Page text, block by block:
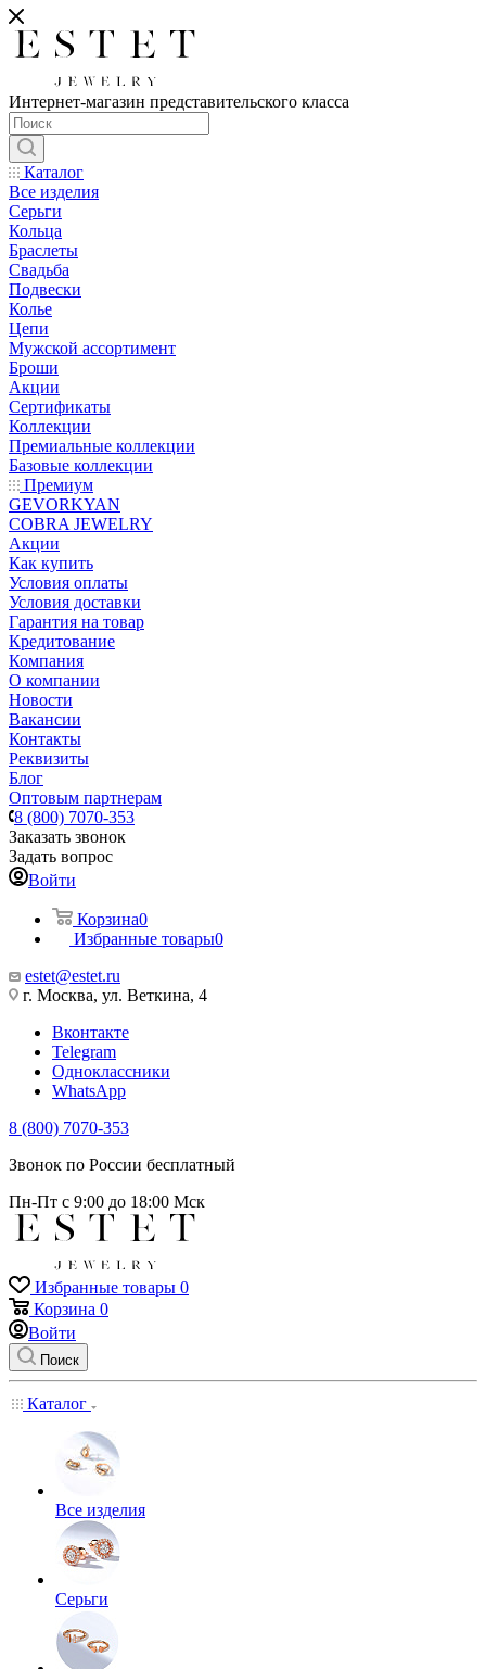
Интернет-магазин представительского класса
Каталог
Все изделия
Серьги
Кольца
Браслеты
Свадьба
Подвески
Колье
Цепи
Мужской ассортимент
Броши
Акции
Сертификаты
Коллекции
Премиальные коллекции
Базовые коллекции
Премиум
GEVORKYAN
COBRA JEWELRY
Акции
Как купить
Условия оплаты
Условия доставки
Гарантия на товар
Кредитование
Компания
О компании
Новости
Вакансии
Контакты
Реквизиты
Блог
Оптовым партнерам
8 (800) 7070-353
Заказать звонок
Задать вопрос
Войти
Корзина0
Избранные товары0
estet@estet.ru
г. Москва, ул. Веткина, 4
Вконтакте
Telegram
Одноклассники
WhatsApp
8 (800) 7070-353
Звонок по России бесплатный
Пн-Пт с 9:00 до 18:00 Мск
Избранные товары 0
Корзина 0
Войти
Поиск
Каталог
Все изделия
Серьги